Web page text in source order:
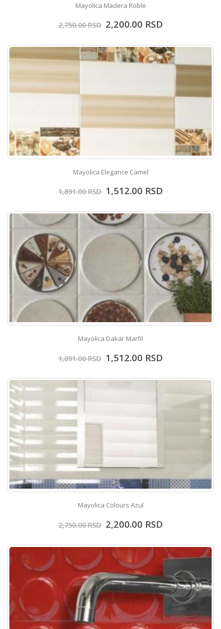
Mayolica Madera Roble
2,750.00RSD 2,200.00 RSD
Mayolica Elegance Camel
1,891.00RSD 1,512.00 RSD
Mayolica Dakar Marfil
1,891.00RSD 1,512.00 RSD
Mayolica Colours Azul
2,750.00RSD 2,200.00 RSD